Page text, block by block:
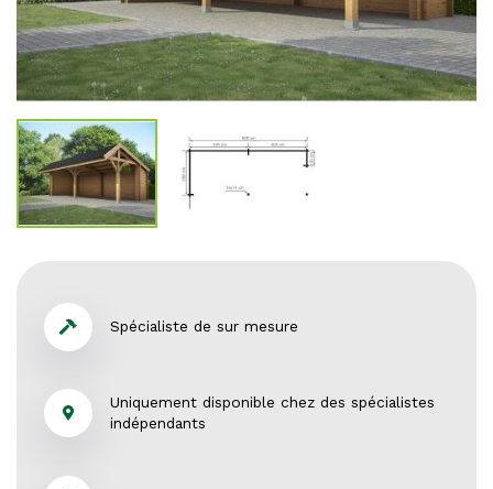
Spécialiste de sur mesure
Uniquement disponible chez des spécialistes
indépendants